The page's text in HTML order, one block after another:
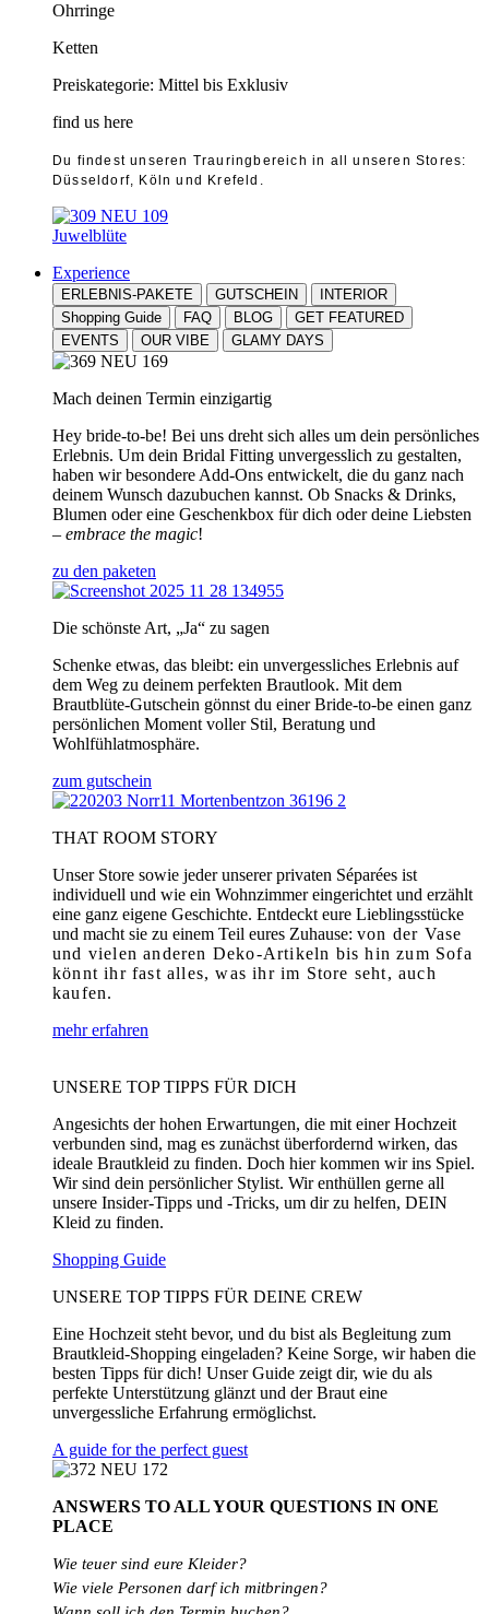
Ohrringe
Ketten
Preiskategorie: Mittel bis Exklusiv
find us here
Du findest unseren Trauringbereich in all unseren Stores:
Düsseldorf, Köln und Krefeld.
Juwelblüte
Experience
ERLEBNIS-PAKETE GUTSCHEIN
INTERIOR
Shopping Guide
FAQ BLOG
GET FEATURED
EVENTS
OUR VIBE GLAMY DAYS
Mach deinen Termin einzigartig
Hey bride-to-be! Bei uns dreht sich alles um dein persönliches
Erlebnis. Um dein Bridal Fitting unvergesslich zu gestalten,
haben wir besondere Add-Ons entwickelt, die du ganz nach
deinem Wunsch dazubuchen kannst. Ob Snacks & Drinks,
Blumen oder eine Geschenkbox für dich oder deine Liebsten
– embrace the magic!
zu den paketen
Die schönste Art, „Ja“ zu sagen
Schenke etwas, das bleibt: ein unvergessliches Erlebnis auf
dem Weg zu deinem perfekten Brautlook. Mit dem
Brautblüte-Gutschein gönnst du einer Bride-to-be einen ganz
persönlichen Moment voller Stil, Beratung und
Wohlfühlatmosphäre.
zum gutschein
THAT ROOM STORY
Unser Store sowie jeder unserer privaten Séparées ist
individuell und wie ein Wohnzimmer eingerichtet und erzählt
eine ganz eigene Geschichte. Entdeckt eure Lieblingsstücke
und macht sie zu einem Teil eures Zuhause: von der Vase
und vielen anderen Deko-Artikeln bis hin zum Sofa
könnt ihr fast alles, was ihr im Store seht, auch
kaufen.
mehr erfahren
UNSERE TOP TIPPS FÜR DICH
Angesichts der hohen Erwartungen, die mit einer Hochzeit
verbunden sind, mag es zunächst überfordernd wirken, das
ideale Brautkleid zu finden. Doch hier kommen wir ins Spiel.
Wir sind dein persönlicher Stylist. Wir enthüllen gerne all
unsere Insider-Tipps und -Tricks, um dir zu helfen, DEIN
Kleid zu finden.
Shopping Guide
UNSERE TOP TIPPS FÜR DEINE CREW
Eine Hochzeit steht bevor, und du bist als Begleitung zum
Brautkleid-Shopping eingeladen? Keine Sorge, wir haben die
besten Tipps für dich! Unser Guide zeigt dir, wie du als
perfekte Unterstützung glänzt und der Braut eine
unvergessliche Erfahrung ermöglichst.
A guide for the perfect guest
ANSWERS TO ALLYOUR QUESTIONS IN ONE
PLACE
Wie teuer sind eure Kleider?
Wie viele Personen darf ich mitbringen?